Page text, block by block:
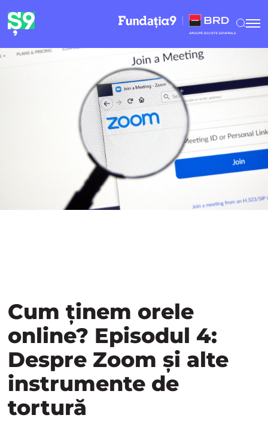
Cum ținem orele
online? Episodul 4:
Despre Zoom și alte
instrumente de
tortură